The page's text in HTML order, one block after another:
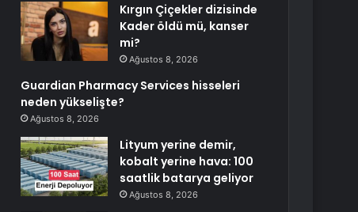
Kırgın Çiçekler dizisinde
Kader öldü mü, kanser
mi?
Ağustos 8, 2026
Guardian Pharmacy Services hisseleri
neden yükselişte?
Ağustos 8, 2026
Lityum yerine demir,
kobalt yerine hava: 100
saatlik batarya geliyor
Ağustos 8, 2026